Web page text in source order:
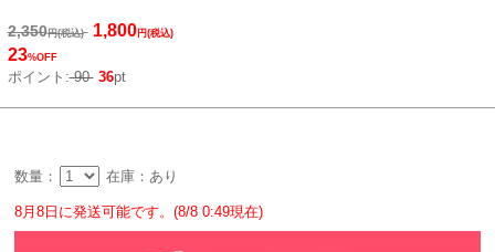
2,350円(税込) 1,800円(税込)
23%OFF
ポイント:90 36pt
数量： 在庫：あり
8月8日に発送可能です。(8/8 0:49現在)